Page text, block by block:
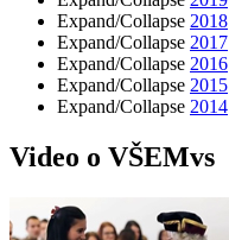
Expand/Collapse 2018
Expand/Collapse 2017
Expand/Collapse 2016
Expand/Collapse 2015
Expand/Collapse 2014
Video o VŠEMvs